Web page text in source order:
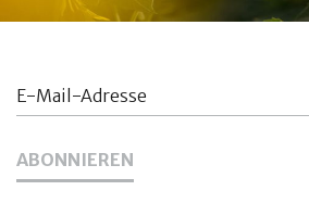
E-
Mail-
ABONNIEREN